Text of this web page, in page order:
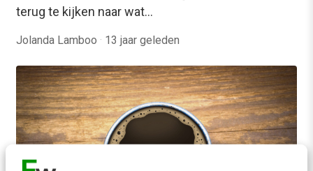
terug te kijken naar wat…
Jolanda Lamboo · 13 jaar geleden